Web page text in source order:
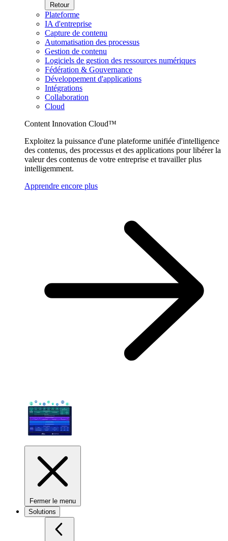
Retour
Plateforme
IA d'entreprise
Capture de contenu
Automatisation des processus
Gestion de contenu
Logiciels de gestion des ressources numériques
Fédération & Gouvernance
Développement d'applications
Intégrations
Collaboration
Cloud
Content Innovation Cloud™
Exploitez la puissance d'une plateforme unifiée d'intelligence
des contenus, des processus et des applications pour libérer la
valeur des contenus de votre entreprise et travailler plus
intelligemment.
Apprendre encore plus
Fermer le menu
Solutions